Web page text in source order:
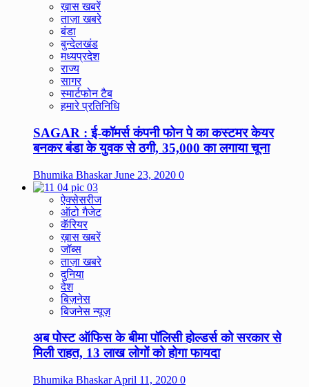
ख़ास खबरें
ताज़ा खबरे
बंडा
बुन्देलखंड
मध्यप्रदेश
राज्य
सागर
स्मार्टफोन टैब
हमारे प्रतिनिधि
SAGAR : ई-कॉमर्स कंपनी फोन पे का कस्टमर केयर
बनकर बंडा के युवक से ठगी, 35,000 का लगाया चूना
Bhumika BhaskarJune 23, 2020 0
ऐक्सेसरीज
ऑटो गैजेट
कॅरियर
ख़ास खबरें
जॉब्स
ताज़ा खबरे
दुनिया
देश
बिज़नेस
बिजनेस न्यूज़
अब पोस्ट ऑफिस के बीमा पॉलिसी होल्डर्स को सरकार से
मिली राहत, 13 लाख लोगों को होगा फायदा
Bhumika BhaskarApril 11, 2020 0